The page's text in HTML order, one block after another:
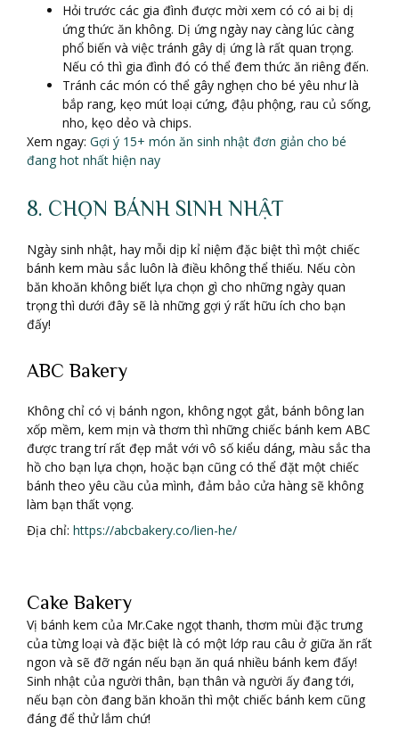
Hỏi trước các gia đình được mời xem có có ai bị dị
ứng thức ăn không. Dị ứng ngày nay càng lúc càng
phổ biến và việc tránh gây dị ứng là rất quan trọng.
Nếu có thì gia đình đó có thể đem thức ăn riêng đến.
Tránh các món có thể gây nghẹn cho bé yêu như là
bắp rang, kẹo mút loại cứng, đậu phộng, rau củ sống,
nho, kẹo dẻo và chips.
Xem ngay: Gợi ý 15+ món ăn sinh nhật đơn giản cho bé
đang hot nhất hiện nay
8. CHỌN BÁNH SINH NHẬT
Ngày sinh nhật, hay mỗi dịp kỉ niệm đặc biệt thì một chiếc
bánh kem màu sắc luôn là điều không thể thiếu. Nếu còn
băn khoăn không biết lựa chọn gì cho những ngày quan
trọng thì dưới đây sẽ là những gợi ý rất hữu ích cho bạn
đấy!
ABC Bakery
Không chỉ có vị bánh ngon, không ngọt gắt, bánh bông lan
xốp mềm, kem mịn và thơm thì những chiếc bánh kem ABC
được trang trí rất đẹp mắt với vô số kiểu dáng, màu sắc tha
hồ cho bạn lựa chọn, hoặc bạn cũng có thể đặt một chiếc
bánh theo yêu cầu của mình, đảm bảo cửa hàng sẽ không
làm bạn thất vọng.
Địa chỉ: https://abcbakery.co/lien-he/
Cake Bakery
Vị bánh kem của Mr.Cake ngọt thanh, thơm mùi đặc trưng
của từng loại và đặc biệt là có một lớp rau câu ở giữa ăn rất
ngon và sẽ đỡ ngán nếu bạn ăn quá nhiều bánh kem đấy!
Sinh nhật của người thân, bạn thân và người ấy đang tới,
nếu bạn còn đang băn khoăn thì một chiếc bánh kem cũng
đáng để thử lắm chứ!